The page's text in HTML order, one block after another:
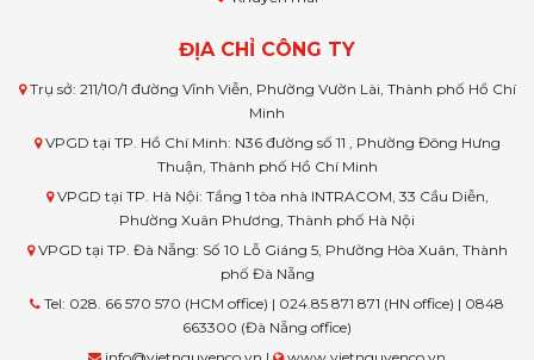
ĐỊA CHỈ CÔNG TY
Trụ sở: 211/10/1 đường Vĩnh Viễn, Phường Vườn Lài, Thành phố Hồ Chí
Minh
VPGD tại TP. Hồ Chí Minh: N36 đường số 11 , Phường Đông Hưng
Thuận, Thành phố Hồ Chí Minh
VPGD tại TP. Hà Nội: Tầng 1 tòa nhà INTRACOM, 33 Cầu Diễn,
Phường Xuân Phương, Thành phố Hà Nội
VPGD tại TP. Đà Nẵng: Số 10 Lỗ Giáng 5, Phường Hòa Xuân, Thành
phố Đà Nẵng
Tel: 028. 66 570 570 (HCM office) | 024.85 871 871 (HN office) | 0848
663300 (Đà Nẵng office)